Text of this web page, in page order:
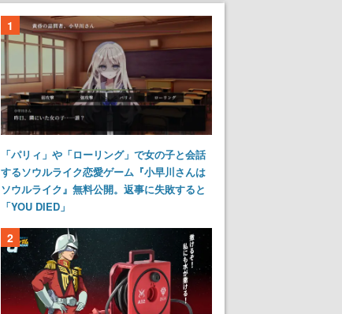
1
「パリィ」や「ローリング」で女の子と会話
するソウルライク恋愛ゲーム『小早川さんは
ソウルライク』無料公開。返事に失敗すると
「YOU DIED」
2